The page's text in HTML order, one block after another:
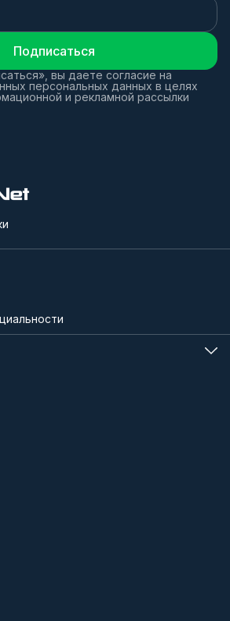
Подписаться
вы даете согласие на
персональных данных в целях
и рекламной рассылки